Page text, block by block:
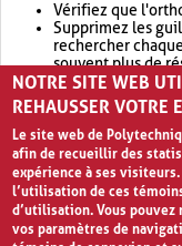
Vérifiez que
Supprimez les
rechercher
souvent plus de
Envisagez
retournera
NOTRE SITE WEB
REHAUSSER VOTRE
Le site web de
afin de recueillir des
expérience à ses
l’utilisation de ces
d’utilisation. Vous
vos paramètres de